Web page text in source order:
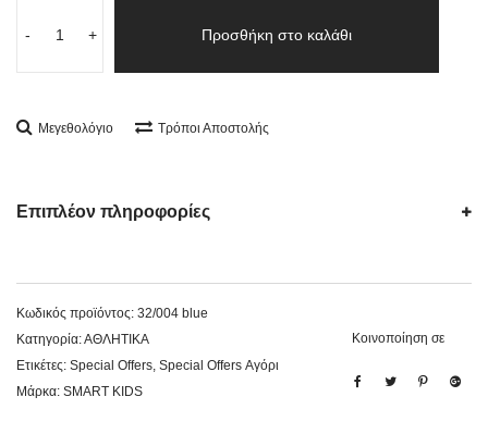
- + Προσθήκη στο καλάθι
Μεγεθολόγιο Τρόποι Αποστολής
Επιπλέον πληροφορίες
Κωδικός προϊόντος: 32/004 blue
Κατηγορία:ΑΘΛΗΤΙΚΑ
Ετικέτες: Special Offers, Special Offers Αγόρι
Μάρκα: SMART KIDS
Κοινοποίηση σε